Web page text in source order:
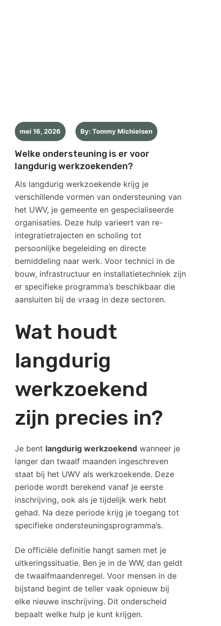
mei 16, 2026 By: Tommy Michielsen
Welke ondersteuning is er voor
langdurig werkzoekenden?
Als langdurig werkzoekende krijg je
verschillende vormen van ondersteuning van
het UWV, je gemeente en gespecialiseerde
organisaties. Deze hulp varieert van re-
integratietrajecten en scholing tot
persoonlijke begeleiding en directe
bemiddeling naar werk. Voor technici in de
bouw, infrastructuur en installatietechniek zijn
er specifieke programma’s beschikbaar die
aansluiten bij de vraag in deze sectoren.
Wat houdt
langdurig
werkzoekend
zijn precies in?
Je bent langdurig werkzoekend wanneer je
langer dan twaalf maanden ingeschreven
staat bij het UWV als werkzoekende. Deze
periode wordt berekend vanaf je eerste
inschrijving, ook als je tijdelijk werk hebt
gehad. Na deze periode krijg je toegang tot
specifieke ondersteuningsprogramma’s.
De officiële definitie hangt samen met je
uitkeringssituatie. Ben je in de WW, dan geldt
de twaalfmaandenregel. Voor mensen in de
bijstand begint de teller vaak opnieuw bij
elke nieuwe inschrijving. Dit onderscheid
bepaalt welke hulp je kunt krijgen.